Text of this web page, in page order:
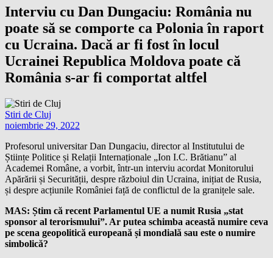
Interviu cu Dan Dungaciu: România nu
poate să se comporte ca Polonia în raport
cu Ucraina. Dacă ar fi fost în locul
Ucrainei Republica Moldova poate că
România s-ar fi comportat altfel
Stiri de Cluj
noiembrie 29, 2022
Profesorul universitar Dan Dungaciu, director al Institutului de
Științe Politice și Relații Internaționale „Ion I.C. Brătianu” al
Academei Române, a vorbit, într-un interviu acordat Monitorului
Apărării și Securității, despre războiul din Ucraina, inițiat de Rusia,
și despre acțiunile României față de conflictul de la granițele sale.
MAS: Știm că recent Parlamentul UE a numit Rusia „stat
sponsor al terorismului”. Ar putea schimba această numire ceva
pe scena geopolitică europeană și mondială sau este o numire
simbolică?